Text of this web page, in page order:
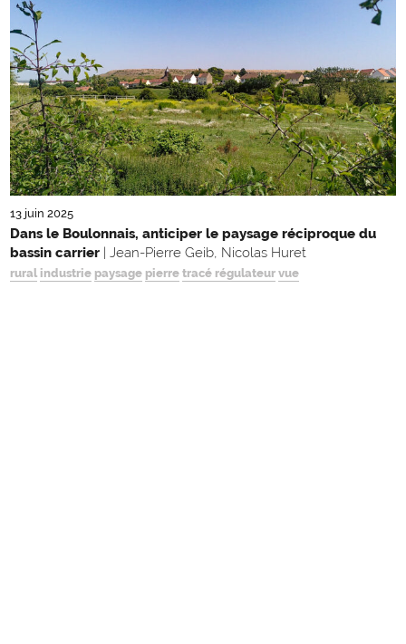
13 juin 2025
Dans le Boulonnais, anticiper le paysage réciproque du
bassin carrier | Jean-Pierre Geib, Nicolas Huret
rural industrie paysage pierre tracé régulateur vue